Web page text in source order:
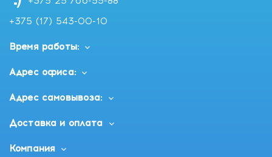
+375 (17) 543-00-10
Время работы:
Адрес офиса:
Адрес самовывоза:
Доставка и оплата
Компания